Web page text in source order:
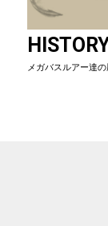
メガバスルアー達の